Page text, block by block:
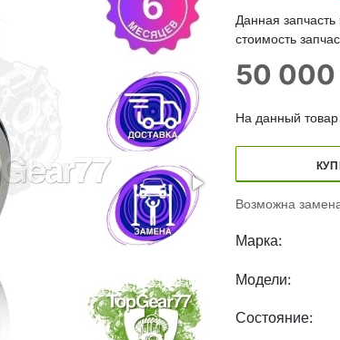
Данная
стоимость
50 000
На данный товар
Возможна
Марка:
Модели:
Состояние: